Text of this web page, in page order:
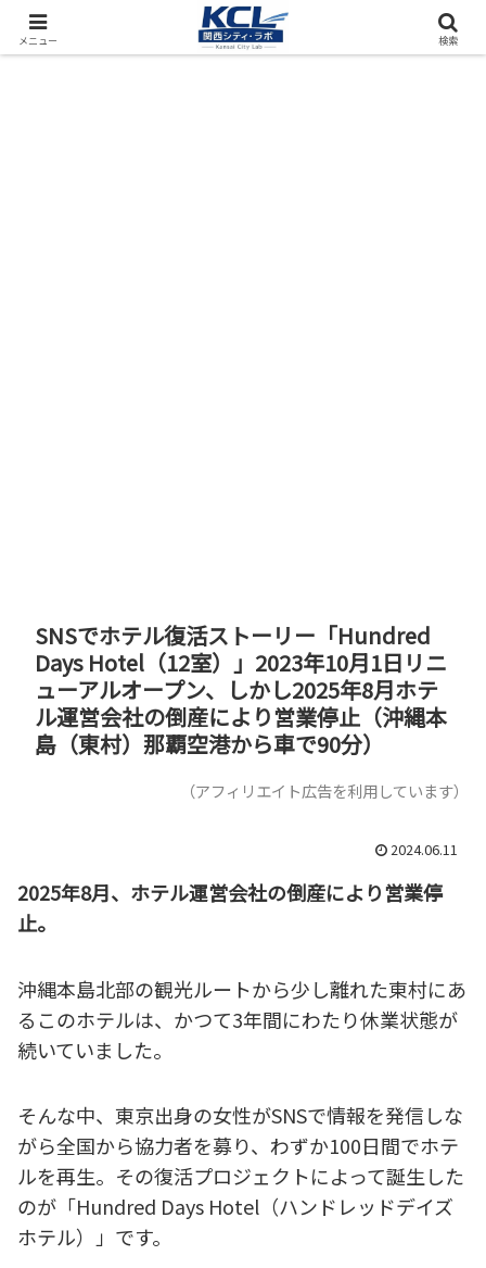
都市再開発をフィールド調査（累計アクセス数4000万PV）
SNSでホテル復活ストーリー「Hundred
Days Hotel（12室）」2023年10月1日リニ
ューアルオープン、しかし2025年8月ホテ
ル運営会社の倒産により営業停止（沖縄本
島（東村）那覇空港から車で90分）
（アフィリエイト広告を利用しています）
2024.06.11
2025年8月、ホテル運営会社の倒産により営業停
止。
沖縄本島北部の観光ルートから少し離れた東村にあ
るこのホテルは、かつて3年間にわたり休業状態が
続いていました。
そんな中、東京出身の女性がSNSで情報を発信しな
がら全国から協力者を募り、わずか100日間でホテ
ルを再生。その復活プロジェクトによって誕生した
のが「Hundred Days Hotel（ハンドレッドデイズ
ホテル）」です。
メニュー 検索